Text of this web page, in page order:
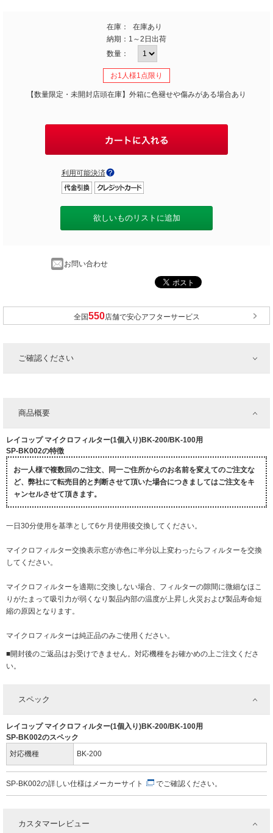
在庫：
在庫あり
納期： 1～2日出荷
数量：
お1人様1点限り
【数量限定・未開封店頭在庫】外箱に色褪せや傷みがある場合あり
利用可能決済
欲しいものリストに追加
お問い合わせ
全国 店舗で安心アフターサービス
ご確認ください
商品概要
レイコップ マイクロフィルター(1個入り)BK-200/BK-100用
SP-BK002の特徴
お一人様で複数回のご注文、同一ご住所からのお名前を変えてのご注文な
ど、弊社にて転売目的と判断させて頂いた場合につきましてはご注文をキ
ャンセルさせて頂きます。
一日30分使用を基準として6ケ月使用後交換してください。
マイクロフィルター交換表示窓が赤色に半分以上変わったらフィルターを交換
してください。
マイクロフィルターを適期に交換しない場合、フィルターの隙間に微細なほこ
りがたまって吸引力が弱くなり製品内部の温度が上昇し火災および製品寿命短
縮の原因となります。
マイクロフィルターは純正品のみご使用ください。
■開封後のご返品はお受けできません。対応機種をお確かめの上ご注文くださ
い。
スペック
レイコップ マイクロフィルター(1個入り)BK-200/BK-100用
SP-BK002のスペック
対応機種
BK-200
SP-BK002の詳しい仕様は メーカーサイト でご確認ください。
カスタマーレビュー